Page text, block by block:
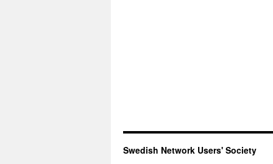
Swedish Network Users' Society